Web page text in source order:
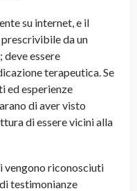
su internet, e il
da un
deve essere
terapeutica. Se
ed esperienze
di aver visto
di essere vicini alla
vengono riconosciuti
testimonianze